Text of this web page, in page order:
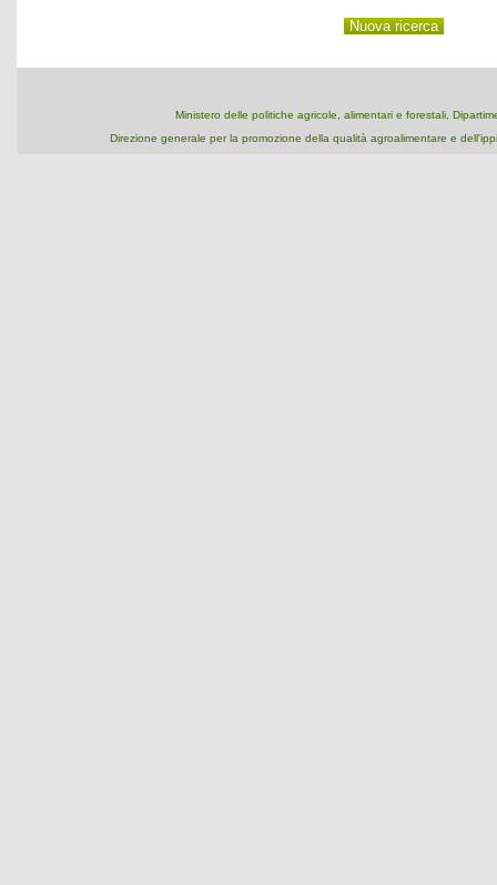
Ministero delle politiche agricole, alimentari e forestali,
Direzione generale per la promozione della qualità agroalimentare e